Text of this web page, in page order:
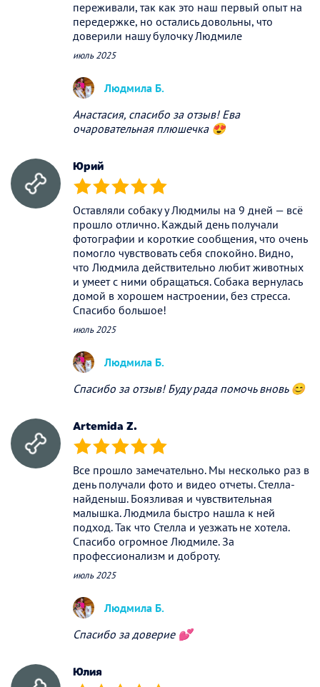
переживали, так как это наш первый опыт на
передержке, но остались довольны, что
доверили нашу булочку Людмиле
июль 2025
Людмила Б.
Анастасия, спасибо за отзыв! Ева
очаровательная плюшечка 😍
Юрий
(*) (*) (*) (*) (*)
Оставляли собаку у Людмилы на 9 дней — всё
прошло отлично. Каждый день получали
фотографии и короткие сообщения, что очень
помогло чувствовать себя спокойно. Видно,
что Людмила действительно любит животных
и умеет с ними обращаться. Собака вернулась
домой в хорошем настроении, без стресса.
Спасибо большое!
июль 2025
Людмила Б.
Спасибо за отзыв! Буду рада помочь вновь 😊
Artemida Z.
(*) (*) (*) (*) (*)
Все прошло замечательно. Мы несколько раз в
день получали фото и видео отчеты. Стелла-
найденыш. Боязливая и чувствительная
малышка. Людмила быстро нашла к ней
подход. Так что Стелла и уезжать не хотела.
Спасибо огромное Людмиле. За
профессионализм и доброту.
июль 2025
Людмила Б.
Спасибо за доверие 💕
Юлия